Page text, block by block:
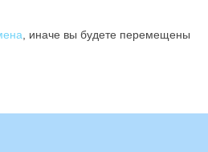
, иначе вы будете перемещены